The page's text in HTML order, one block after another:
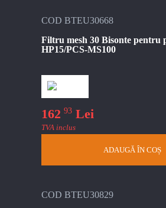
COD BTEU30668
Filtru mesh 30 Bisonte pentru
HP15/PCS-MS100
162 93 Lei
TVA inclus
ADAUGĂ ÎN COȘ
COD BTEU30829